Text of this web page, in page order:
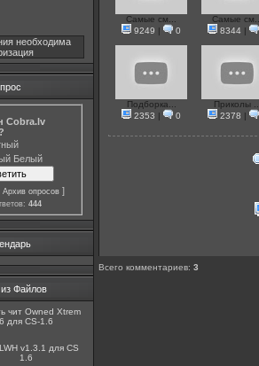
необходима
Cobra.lv
Белый
Архив опросов ]
444
Файлов
чит Owned Xtrem
6 для CS-1.6
v1.3.1 для CS
1.6
Самые см...
9249 | 0
Самые
8344 |
Подборка...
2353 | 0
Приколы
2378 |
Всего комментариев:3